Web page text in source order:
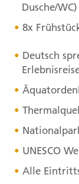
Dusche/WC)
8x
Deutsch
UNESCO
Alle